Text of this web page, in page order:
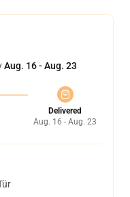
Aug. 16 - Aug. 23
Delivered
Aug. 16 - Aug. 23